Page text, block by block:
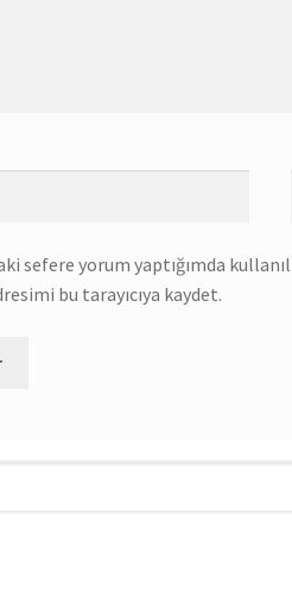
sefere yorum yaptığımda
bu tarayıcıya kaydet.